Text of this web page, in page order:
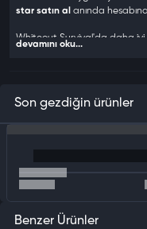
star satın al anında
Whiteout Survival'da daha iyi
Whiteout
OyunSoft.com Whiteout
güvenleWhiteout Survival
devamını oku...
Son gezdiğin ürünler
Benzer Ürünler